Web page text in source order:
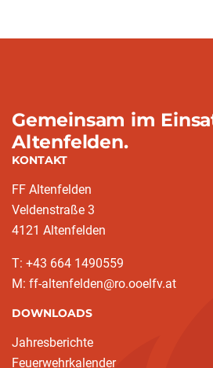
Gemeinsam im
Altenfelden.
KONTAKT
FF Altenfelden
Veldenstraße 3
4121 Altenfelden
T: +43 664 1490559
M: ff-altenfelden@ro.ooelfv.at
DOWNLOADS
Jahresberichte
Feuerwehrkalender